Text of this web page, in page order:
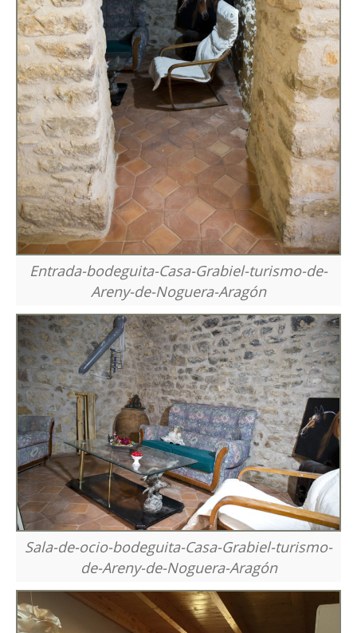
Entrada-bodeguita-Casa-Grabiel-turismo-de-
Areny-de-Noguera-Aragón
Sala-de-ocio-bodeguita-Casa-Grabiel-turismo-
de-Areny-de-Noguera-Aragón